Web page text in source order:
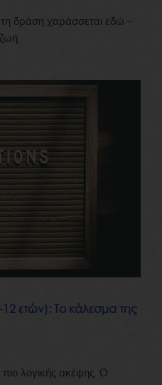
δράση χαράσσεται εδώ –
ετών): Το κάλεσμα της
πιο λογικής σκέψης. Ο